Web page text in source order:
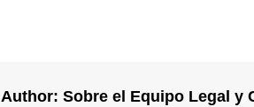
Author: Sobre el Equipo Legal y